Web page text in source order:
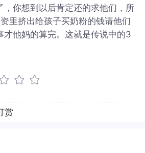
，你想到以后肯定还的求他们，所
里挤出给孩子买奶粉的钱请他们
才他妈的算完。这就是传说中的3
赏